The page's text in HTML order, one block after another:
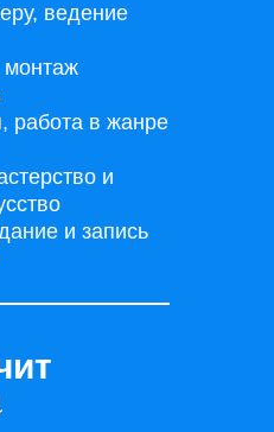
ведение
монтаж
работа в жанре
и
и запись